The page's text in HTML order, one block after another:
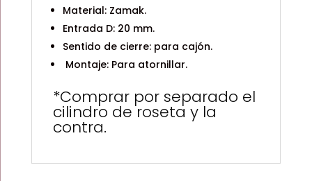
Material: Zamak.
Entrada D: 20 mm.
Sentido de cierre: para cajón.
Montaje: Para atornillar.
*Comprar por separado el
cilindro de roseta y la
contra.